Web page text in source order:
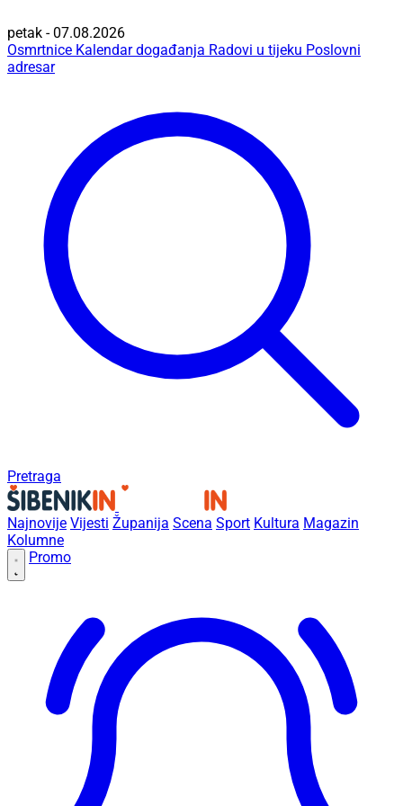
petak - 07.08.2026
Osmrtnice Kalendar događanja Radovi u tijeku Poslovni
adresar
Pretraga
Najnovije Vijesti Županija Scena Sport Kultura Magazin
Kolumne
Promo